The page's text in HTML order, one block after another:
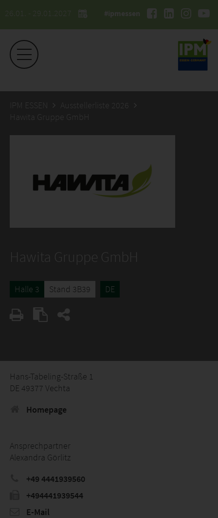
26.01. - 29.01.2027 #ipmessen
IPM ESSEN
Ausstellerliste 2026
Hawita Gruppe GmbH
Hawita Gruppe GmbH
Halle 3 Stand 3B39 DE
Hans-Tabeling-Straße 1
DE 49377 Vechta
Homepage
Ansprechpartner
Alexandra Görlitz
+49 4441939560
+494441939544
E-Mail